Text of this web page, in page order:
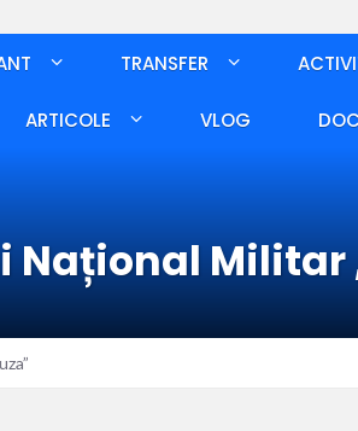
TRANSFER
ARTICOLE VLOG
Militar